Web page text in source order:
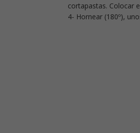
cortapastas. Colocar
4- Hornear (180º),